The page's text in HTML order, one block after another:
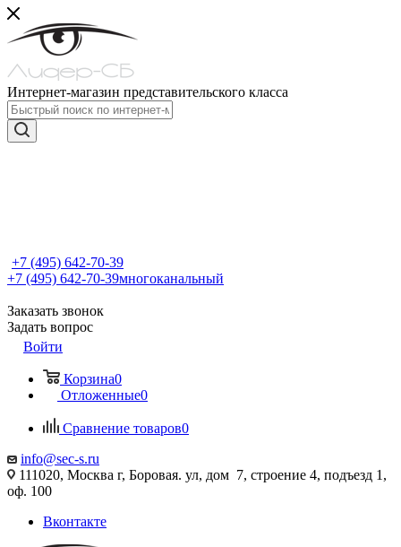
Интернет-магазин представительского класса
+7 (495) 642-70-39
+7 (495) 642-70-39многоканальный
Заказать звонок
Задать вопрос
Войти
Корзина0
Отложенные0
Сравнение товаров0
info@sec-s.ru
111020, Москва г, Боровая. ул, дом 7, строение 4, подъезд 1,
оф. 100
Вконтакте